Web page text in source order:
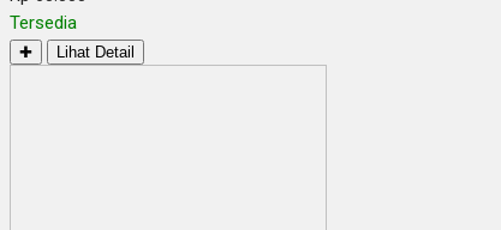
Tersedia
✚ Lihat Detail